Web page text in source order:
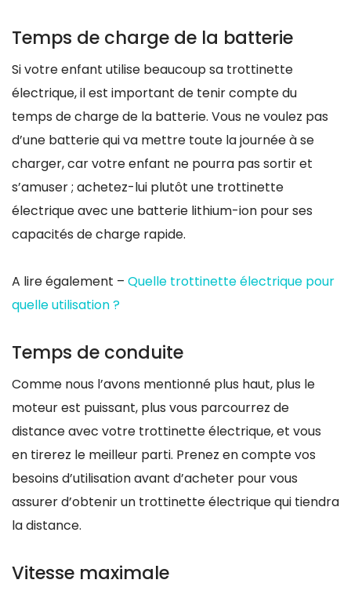
Temps de charge de la batterie
Si votre enfant utilise beaucoup sa trottinette
électrique, il est important de tenir compte du
temps de charge de la batterie. Vous ne voulez pas
d’une batterie qui va mettre toute la journée à se
charger, car votre enfant ne pourra pas sortir et
s’amuser ; achetez-lui plutôt une trottinette
électrique avec une batterie lithium-ion pour ses
capacités de charge rapide.
A lire également – Quelle trottinette électrique pour
quelle utilisation ?
Temps de conduite
Comme nous l’avons mentionné plus haut, plus le
moteur est puissant, plus vous parcourrez de
distance avec votre trottinette électrique, et vous
en tirerez le meilleur parti. Prenez en compte vos
besoins d’utilisation avant d’acheter pour vous
assurer d’obtenir un trottinette électrique qui tiendra
la distance.
Vitesse maximale